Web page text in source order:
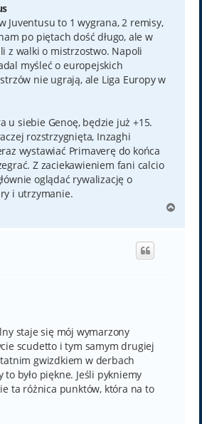
Juventusu to 1 wygrana, 2 remisy,
po piętach dość długo, ale w
z walki o mistrzostwo. Napoli
myśleć o europejskich
nie ugrają, ale Liga Europy w
u siebie Genoę, będzie już +15.
rozstrzygnięta, Inzaghi
wystawiać Primaverę do końca
Z zaciekawieniem fani calcio
oglądać rywalizację o
i utrzymanie.
g
staje się mój wymarzony
scudetto i tym samym drugiej
gwizdkiem w derbach
było piękne. Jeśli pykniemy
ta różnica punktów, która na to